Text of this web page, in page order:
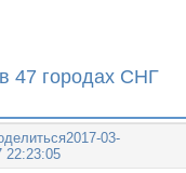
47 городах СНГ
2017-03-
22:23:05